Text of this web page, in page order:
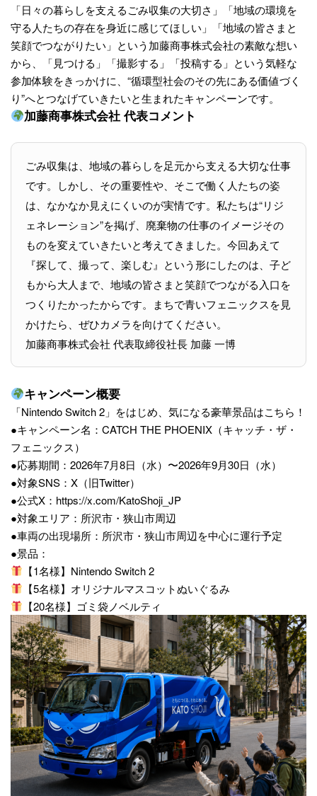
「日々の暮らしを支えるごみ収集の大切さ」「地域の環境を
守る人たちの存在を身近に感じてほしい」「地域の皆さまと
笑顔でつながりたい」という加藤商事株式会社の素敵な想い
から、「見つける」「撮影する」「投稿する」という気軽な
参加体験をきっかけに、“循環型社会のその先にある価値づく
り”へとつなげていきたいと生まれたキャンペーンです。
加藤商事株式会社 代表コメント
ごみ収集は、地域の暮らしを足元から支える大切な仕事
です。しかし、その重要性や、そこで働く人たちの姿
は、なかなか見えにくいのが実情です。私たちは“リジ
ェネレーション”を掲げ、廃棄物の仕事のイメージその
ものを変えていきたいと考えてきました。今回あえて
『探して、撮って、楽しむ』という形にしたのは、子ど
もから大人まで、地域の皆さまと笑顔でつながる入口を
つくりたかったからです。まちで青いフェニックスを見
かけたら、ぜひカメラを向けてください。
加藤商事株式会社 代表取締役社長 加藤 一博
キャンペーン概要
「Nintendo Switch 2」をはじめ、気になる豪華景品はこちら！
●キャンペーン名：CATCH THE PHOENIX（キャッチ・ザ・
フェニックス）
●応募期間：2026年7月8日（水）〜2026年9月30日（水）
●対象SNS：X（旧Twitter）
●公式X： https://x.com/KatoShoji_JP
●対象エリア：所沢市・狭山市周辺
●車両の出現場所：所沢市・狭山市周辺を中心に運行予定
●景品：
【1名様】Nintendo Switch 2
【5名様】オリジナルマスコットぬいぐるみ
【20名様】ゴミ袋ノベルティ